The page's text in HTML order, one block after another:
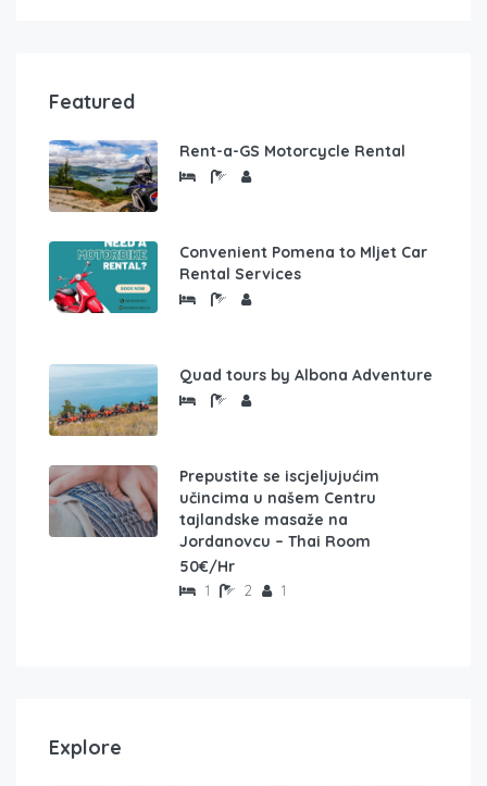
Featured
Rent-a-GS Motorcycle Rental
Convenient Pomena to Mljet Car
Rental Services
Quad tours by Albona Adventure
Prepustite se iscjeljujućim
učincima u našem Centru
tajlandske masaže na
Jordanovcu – Thai Room
50€/Hr
1 2 1
Explore